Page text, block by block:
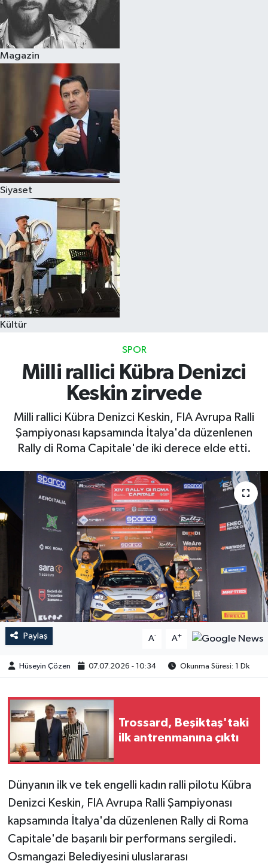
Magazin
Siyaset
Kültür
SPOR
Milli rallici Kübra Denizci
Keskin zirvede
Milli rallici Kübra Denizci Keskin, FIA Avrupa Ralli
Şampiyonası kapsamında İtalya'da düzenlenen
Rally di Roma Capitale'de iki derece elde etti.
Paylaş A- A+
Hüseyin Çözen 07.07.2026 - 10:34 Okunma Süresi: 1 Dk
Trossard, Beşiktaş'taki
ilk antrenmanına çıktı
​​​​​​Dünyanın ilk ve tek engelli kadın ralli pilotu Kübra
Denizci Keskin, FIA Avrupa Ralli Şampiyonası
kapsamında İtalya'da düzenlenen Rally di Roma
Capitale'de başarılı bir performans sergiledi.
Osmangazi Belediyesini uluslararası